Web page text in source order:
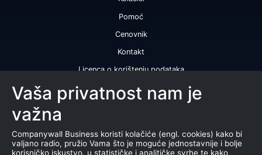
Pomoć
Cenovnik
Kontakt
Licenca o korištenju podataka
Naše usluge
Bonitetni izveštaj
Sertifikat bonitetne izvrsnosti
Vaša privatnost nam je
važna
Companywall Business koristi kolačiće (engl. cookies) kako bi
valjano radio, pružio Vama što je moguće jednostavnije i bolje
korisničko iskustvo, u statističke i analitičke svrhe te kako